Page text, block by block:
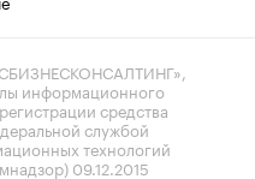
информационного
средства
службой
технологий
09.12.2015